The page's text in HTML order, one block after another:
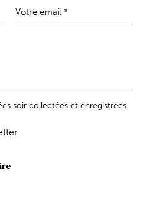
soir collectées et enregistrées